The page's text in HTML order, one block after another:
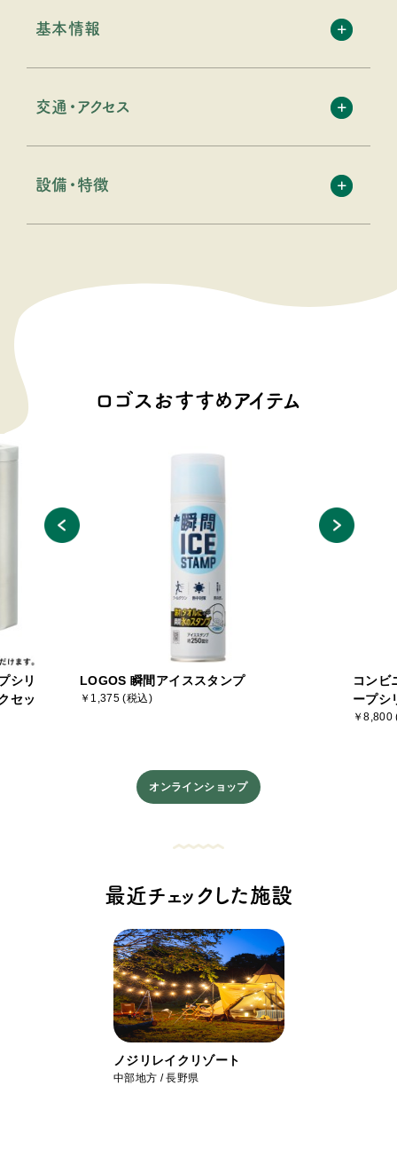
基本情報
交通・アクセス
設備・特徴
ロゴスおすすめアイテム
シリ
セッ
LOGOS 瞬間アイススタンプ
￥1,375 (税込)
コンビ
ープシ
￥8,800
オンラインショップ
最近チェックした施設
ノジリレイクリゾート
中部地方 / 長野県